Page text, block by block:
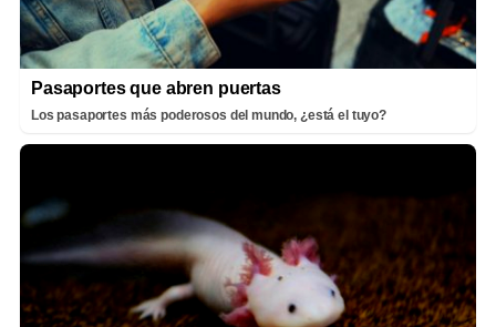
Pasaportes que abren puertas
Los pasaportes más poderosos del mundo, ¿está el tuyo?